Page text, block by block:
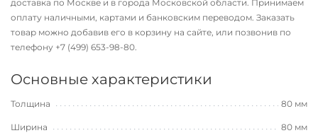
доставка по Москве и в города Московской области. Принимаем
оплату наличными, картами и банковским переводом. Заказать
товар можно добавив его в корзину на сайте, или позвонив по
телефону +7 (499) 653-98-80
Основные характеристики
Толщина 80 мм
Ширина 80 мм